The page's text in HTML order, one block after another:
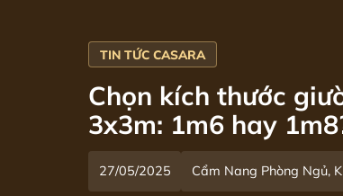
Chọn kích thước
3x3m: 1m6 hay
27/05/2025 Cẩm Nang Phòng Ngủ,